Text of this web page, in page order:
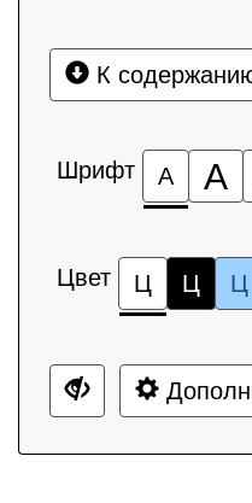
К
Шрифт А А
Цвет Ц Ц Ц